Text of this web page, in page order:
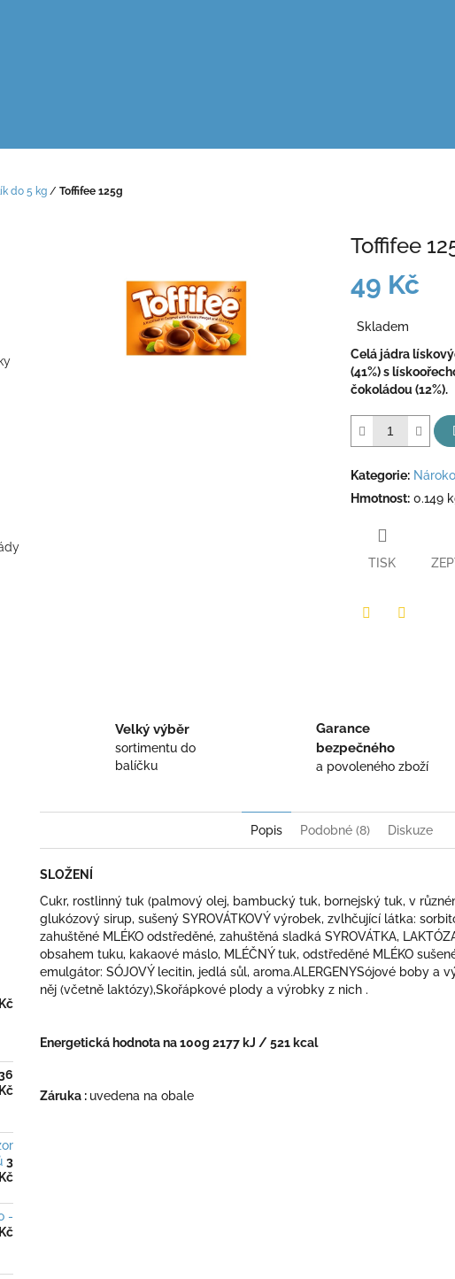
do 5 kg / Toffifee 125g
Kč
3
-
Toffifee
49 Kč
cena:
Skladem
Celá jádra
(41%) s
čokoládou (12%).
Kategorie:
Hmotnost: 0.149
TISK
Velký výběr
sortimentu do
balíčku
Garance
bezpečného
a povoleného zboží
Popis Podobné (8) Diskuze
SLOŽENÍ
Cukr, rostlinný tuk (palmový olej, bambucký tuk, bornejský tuk, v
glukózový sirup, sušený SYROVÁTKOVÝ výrobek, zvlhčující látka:
zahuštěné MLÉKO odstředěné, zahuštěná sladká SYROVÁTKA,
obsahem tuku, kakaové máslo, MLÉČNÝ tuk, odstředěné MLÉKO
emulgátor: SÓJOVÝ lecitin, jedlá sůl, aroma.ALERGENYSójové boby a
něj (včetně laktózy),Skořápkové plody a výrobky z nich .
Energetická hodnota na 100g 2177 kJ / 521 kcal
Záruka : uvedena na obale